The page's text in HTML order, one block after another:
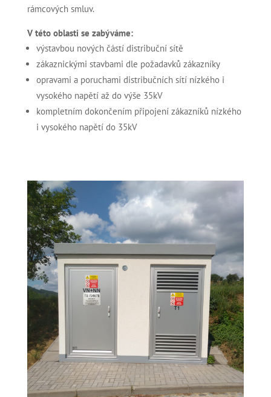
rámcových smluv.
V této oblasti se zabýváme:
výstavbou nových částí distribuční sítě
zákaznickými stavbami dle požadavků zákazníky
opravami a poruchami distribučních sítí nízkého i
vysokého napětí až do výše 35kV
kompletním dokončením připojení zákazníků nízkého
i vysokého napětí do 35kV